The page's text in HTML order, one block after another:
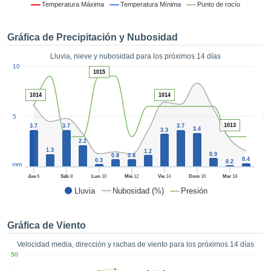
permite
sin coste.
botón
ya sean
en
así como
un perfil
CONTINUAR
CONFIGURACIÓN
Temperatura Máxima Temperatura Mínima Punto de rocío
Gráfica de Precipitación y Nubosidad
Lluvia, nieve y nubosidad para los próximos 14 días
Lluvia Nubosidad (%) Presión
50
Jue 6 Sáb8 Lun 10 Mié 12 Vie 14 Dom16 Mar18
5
10
mm
3.7
1.3
3.7
2.2
0.3
0.8 0.8
1.2
3.3
3.7 3.4
0.9
0.2
0.4
1014
1015
1014
1013
Gráfica de Viento
Velocidad media, dirección y rachas de viento para los próximos 14 días
50